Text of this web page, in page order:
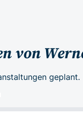
von
geplant.